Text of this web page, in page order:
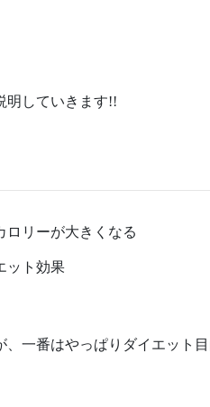
明していきます!!
ロリーが大きくなる
ット効果
一番はやっぱりダイエット